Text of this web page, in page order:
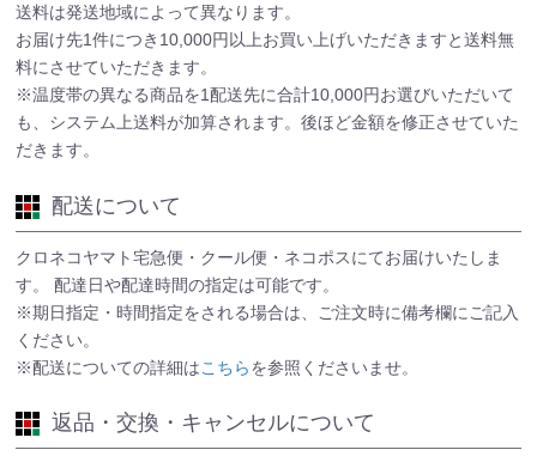
送料は発送地域によって異なります。
お届け先1件につき10,000円以上お買い上げいただきますと送料無
料にさせていただきます。
※温度帯の異なる商品を1配送先に合計10,000円お選びいただいて
も、システム上送料が加算されます。後ほど金額を修正させていた
だきます。
配送について
クロネコヤマト宅急便・クール便・ネコポスにてお届けいたしま
す。 配達日や配達時間の指定は可能です。
※期日指定・時間指定をされる場合は、ご注文時に備考欄にご記入
ください。
※配送についての詳細はこちらを参照くださいませ。
返品・交換・キャンセルについて